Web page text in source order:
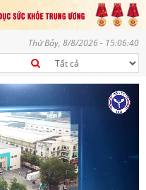
hành vì một Việt Nam khoẻ
Thứ Bảy, 8/8/2026 - 15:06:42